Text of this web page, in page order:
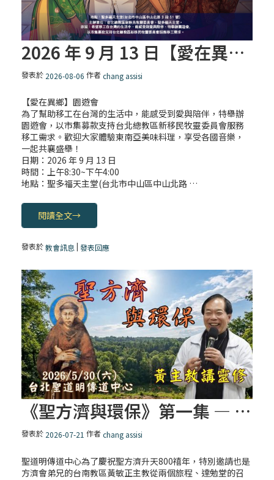
2026 年 9 月 13 日【愛在異鄉】園遊會
發表於 2026-08-06 作者chang assisi
【愛在異鄉】園遊會
為了幫助移工在台灣的生活中，能感受到愛與陪伴，特舉辦
園遊會，以市集募款支持台北總教區新移民牧靈委員會服務
移工需求。歡迎大家體驗東南亞美味料理，享受各國音樂，
一起共襄盛舉！
日期：2026 年 9 月 13 日
時間：上午8:30~下午4:00
地點：聖多福天主堂(台北市中山區中山北路 …
閱讀全文→
發表於教會訊息 |發表回應
《聖方濟與環保》第一集 — 聖方濟的靈修核心：「貧窮、環保與和平」
發表於 2026-07-21 作者chang assisi
聖道明傳道中心為了慶祝聖方濟升天800禧年，特別邀請也是
方濟會弟兄的台南教區黃敏正主教從兩個旅程、達勉堂的召